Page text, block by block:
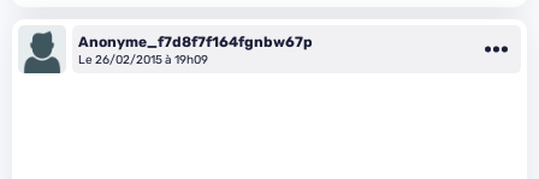
Anonyme_f7d8f7f164fgnbw67p
Le 26/02/2015 à 19h09